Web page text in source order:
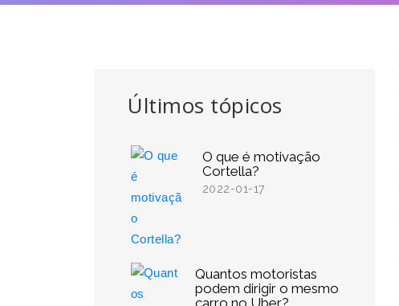
Últimos tópicos
O que é motivação
Cortella?
2022-01-17
Quantos motoristas
podem dirigir o mesmo